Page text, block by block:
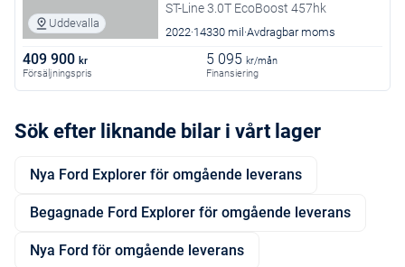
Uddevalla
ST-Line 3.0T EcoBoost 457hk
2022 14330 mil Avdragbar moms
409 900 kr
Försäljningspris
5 095 kr/mån
Finansiering
Sök efter liknande bilar i vårt lager
Nya Ford Explorer för omgående leverans
Begagnade Ford Explorer för omgående leverans
Nya Ford för omgående leverans